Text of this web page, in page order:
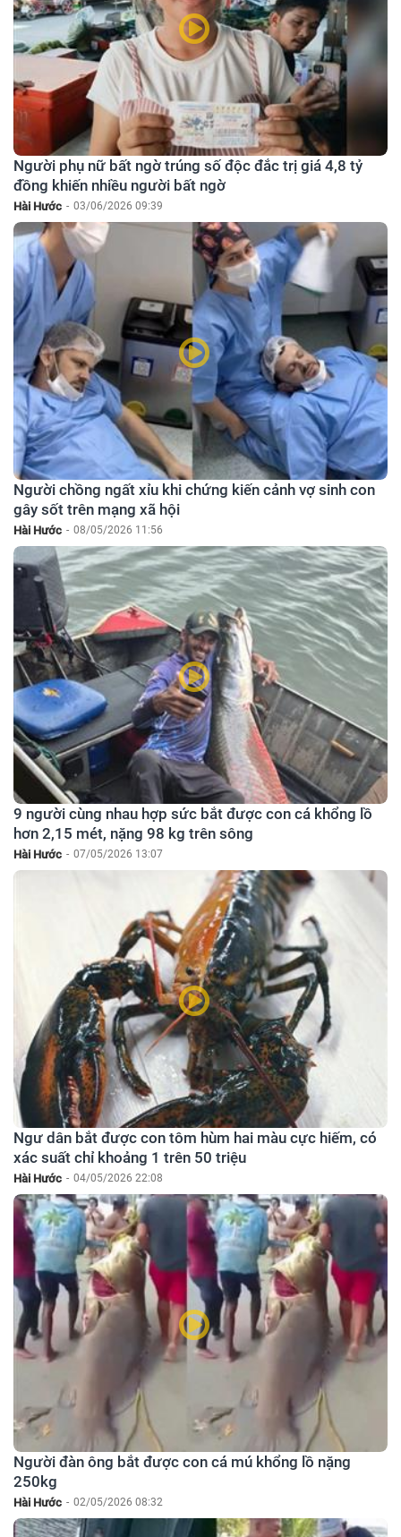
Người phụ nữ bất ngờ trúng số độc đắc trị giá 4,8 tỷ
đồng khiến nhiều người bất ngờ
Hài Hước - 03/06/2026 09:39
Người chồng ngất xỉu khi chứng kiến cảnh vợ sinh con
gây sốt trên mạng xã hội
Hài Hước - 08/05/2026 11:56
9 người cùng nhau hợp sức bắt được con cá khổng lồ
hơn 2,15 mét, nặng 98 kg trên sông
Hài Hước - 07/05/2026 13:07
Ngư dân bắt được con tôm hùm hai màu cực hiếm, có
xác suất chỉ khoảng 1 trên 50 triệu
Hài Hước - 04/05/2026 22:08
Người đàn ông bắt được con cá mú khổng lồ nặng
250kg
Hài Hước - 02/05/2026 08:32